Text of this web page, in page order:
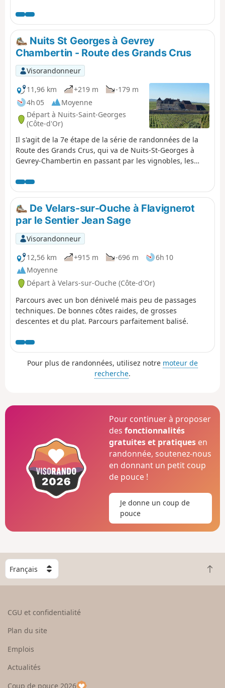
quelques bonnes montées, mais rien de
trop sévère. Par contre, cela nous permet
de prendre de la hauteur et de découvrir
un beau panorama sur toute l'étendue du
vignoble. La traversée des villes et
villages, Aloxe-Corton et son magnifique
château, Savigny-lès-Beaune et Beaune.
Nuits St Georges à Gevrey
Chambertin - Route des Grands Crus
Visorandonneur
11,96 km
+219 m
-179 m
4h 05
Moyenne
Départ à Nuits-Saint-Georges
(Côte-d'Or)
Il s'agit de la 7e étape de la série de randonnées de la
Route des Grands Crus, qui va de Nuits-St-Georges à
Gevrey-Chambertin en passant par les vignobles, les
certains des vins rouges les plus célèbres au monde,
tout comme les charmants villages et sites touristiques
qui les séparent, tels que Vosne-Romanée, Chambolle-
Musigny et le château de Vougeot. Cette balade est
accessible aux chiens (il y a un bon cabinet vétérinaire à
Nuits). Elle est assez longue et assez difficile, car il y a
quelques montées au milieu qui mènent des vignobles
aux bois. Tu peux revenir au point de départ en bus et
en train.
De Velars-sur-Ouche à Flavignerot
par le Sentier Jean Sage
Visorandonneur
12,56 km
+915 m -696 m
6h 10
Moyenne
Départ à Velars-sur-Ouche (Côte-d'Or)
Parcours avec un bon dénivelé mais peu de passages
techniques. De bonnes côtes raides, de grosses
descentes et du plat. Parcours parfaitement balisé.
Pour plus de randonnées, utilisez notre moteur de
recherche.
Pour continuer à proposer
desfonctionnalités
gratuites et pratiques en
randonnée, soutenez-nous
en donnant un petit coup
de pouce !
Je donne un coup de
pouce
C
h
o
e
u
R
e
CGU et confidentialité
Plan du site
Emplois
Actualités
Coup de pouce 2026